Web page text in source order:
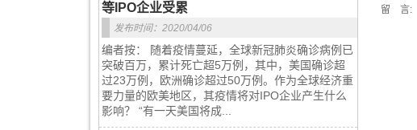
等IPO企业受累
发布时间：2020/04/06
编者按： 随着疫情蔓延，全球新冠肺炎确诊病例已
突破百万，累计死亡超5万例，其中，美国确诊超
过23万例，欧洲确诊超过50万例。作为全球经济重
要力量的欧美地区，其疫情将对IPO企业产生什么
影响？ “有一天美国将成...
留 言: